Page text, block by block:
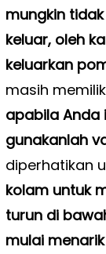
mungkin
keluar, oleh
keluarkan
masih
apabila Anda
gunakanlah
diperhatikan
kolam untuk
turun di
mulai